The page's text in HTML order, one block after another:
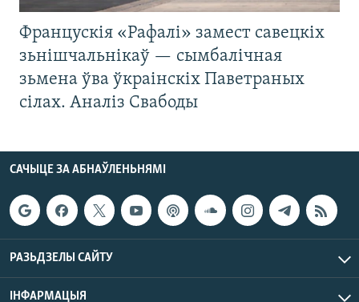
Францускія «Рафалі» замест савецкіх
зьнішчальнікаў — сымбалічная
зьмена ўва ўкраінскіх Паветраных
сілах. Аналіз Свабоды
САЧЫЦЕ ЗА АБНАЎЛЕНЬНЯМІ
РАЗЬДЗЕЛЫ САЙТУ
ІНФАРМАЦЫЯ